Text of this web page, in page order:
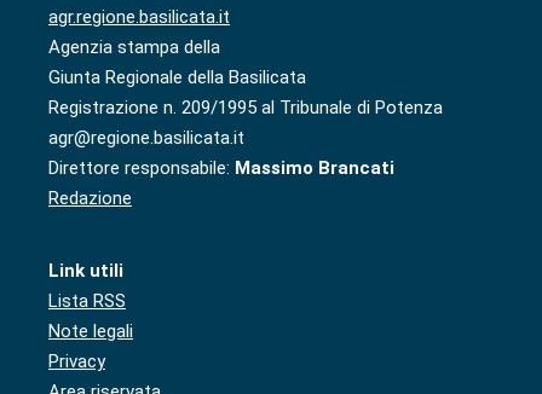
agr.regione.basilicata.it
Agenzia stampa della
Giunta Regionale della Basilicata
Registrazione n. 209/1995 al Tribunale di Potenza
agr@regione.basilicata.it
Direttore responsabile: Massimo Brancati
Redazione
Link utili
Lista RSS
Note legali
Privacy